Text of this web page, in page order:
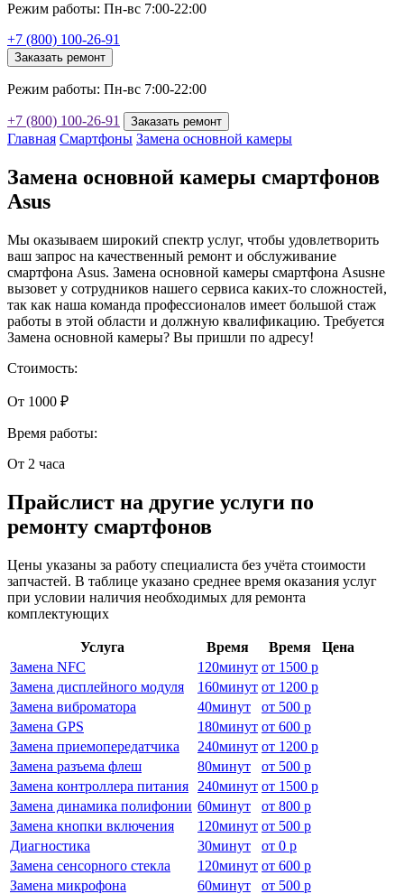
Режим работы: Пн-вс 7:00-22:00
+7 (800) 100-26-91
Заказать ремонт
Режим работы: Пн-вс 7:00-22:00
+7 (800) 100-26-91 Заказать ремонт
Главная Смартфоны Замена основной камеры
Замена основной камеры смартфонов
Asus
Мы оказываем широкий спектр услуг, чтобы удовлетворить
ваш запрос на качественный ремонт и обслуживание
смартфона Asus. Замена основной камеры смартфона Asusне
вызовет у сотрудников нашего сервиса каких-то сложностей,
так как наша команда профессионалов имеет большой стаж
работы в этой области и должную квалификацию. Требуется
Замена основной камеры? Вы пришли по адресу!
Стоимость:
От 1000 ₽
Время работы:
От 2 часа
Прайслист на другие услуги по
ремонту смартфонов
Цены указаны за работу специалиста без учёта стоимости
запчастей. В таблице указано среднее время оказания услуг
при условии наличия необходимых для ремонта
комплектующих
Услуга Время Время
Цена
Замена NFC
120минут от 1500 р
Замена дисплейного модуля
160минут от 1200 р
Замена виброматора
40минут от 500 р
Замена GPS
180минут от 600 р
Замена приемопередатчика
240минут от 1200 р
Замена разъема флеш
80минут от 500 р
Замена контроллера питания
240минут от 1500 р
Замена динамика полифонии 60минут от 800 р
Замена кнопки включения
120минут от 500 р
Диагностика
30минут от 0 р
Замена сенсорного стекла
120минут от 600 р
Замена микрофона
60минут от 500 р